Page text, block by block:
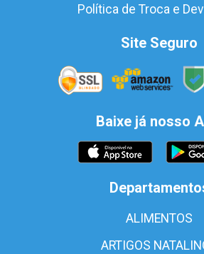
Política de Troca e
Site Seguro
Baixe já nosso
ALIMENTOS
ARTIGOS